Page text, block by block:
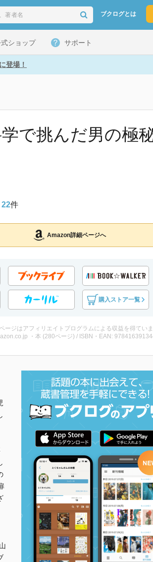
ブクログとは
ショップ サポート
登場！
で挑んだ男の極
22件
Amazon詳細ページへ
購入ストア一覧
ージはアフィリエイトプログラムによる収益を得てい
・本 (280ページ) / ISBN・EAN: